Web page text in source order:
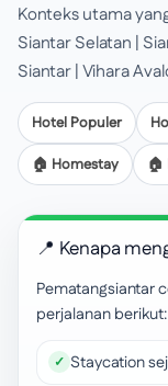
Konteks utama
Siantar Selatan |
Siantar | Vihara
Hotel Populer
🏠 Homestay 🏠
📍 Kenapa
Pematangsiantar
perjalanan berikut:
Staycation